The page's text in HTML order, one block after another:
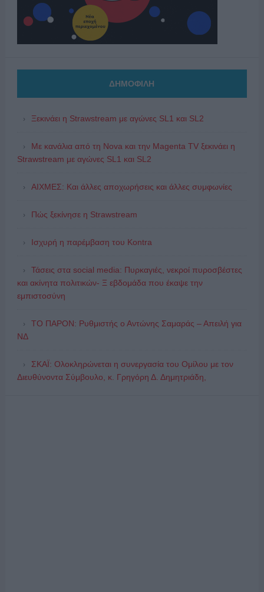
ΔΗΜΟΦΙΛΗ
Ξεκινάει η Strawstream με αγώνες SL1 και SL2
Με κανάλια από τη Nova και την Magenta TV ξεκινάει η
Strawstream με αγώνες SL1 και SL2
ΑΙΧΜΕΣ: Και άλλες αποχωρήσεις και άλλες συμφωνίες
Πώς ξεκίνησε η Strawstream
Ισχυρή η παρέμβαση του Kontra
Τάσεις στα social media: Πυρκαγιές, νεκροί πυροσβέστες
και ακίνητα πολιτικών- Ξ εβδομάδα που έκαψε την
εμπιστοσύνη
ΤΟ ΠΑΡΟΝ: Ρυθμιστής ο Αντώνης Σαμαράς – Απειλή για
ΝΔ
ΣΚΑΪ: Ολοκληρώνεται η συνεργασία του Ομίλου με τον
Διευθύνοντα Σύμβουλο, κ. Γρηγόρη Δ. Δημητριάδη,